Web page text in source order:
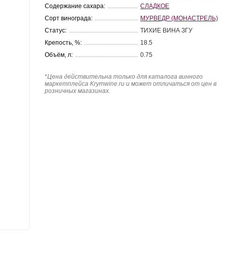
Содержание сахара:
СЛАДКОЕ
Сорт винограда:
МУРВЕДР (МОНАСТРЕЛЬ)
Статус:
ТИХИЕ ВИНА ЗГУ
Крепость, %:
18.5
Объём, л:
0.75
*Цена действительна только для каталога винного
маркетплейса Krymwine.ru и может отличаться от цен в
розничных магазинах.